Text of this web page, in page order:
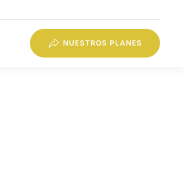
NUESTROS PLANES